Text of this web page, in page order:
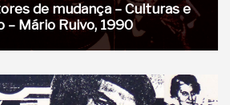
de mudança – Culturas e
– Mário Ruivo, 1990